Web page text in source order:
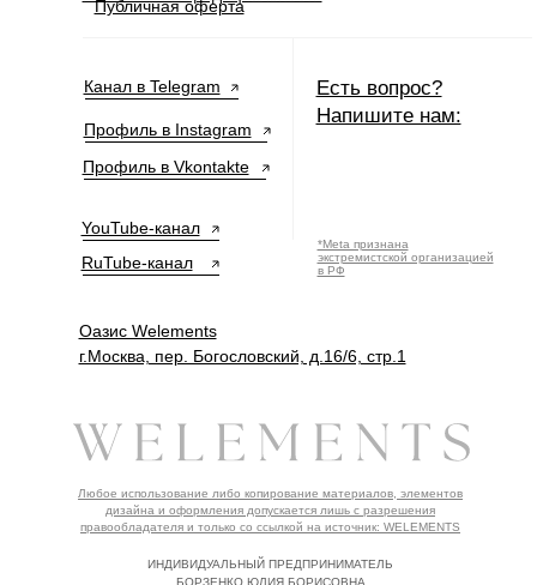
ИНДИВИДУАЛЬНЫЙ ПРЕДПРИНИМАТЕЛЬ
БОРЗЕНКО ЮЛИЯ БОРИСОВНА
Оазис Welements
г.Москва, пер. Богословский, д.16/6, стр.1
Публичная оферта
Профиль в Instagram
Профиль в Vkontakte
*Meta признана
экстремистской организацией
в РФ
Любое использование либо копирование материалов, элементов
дизайна и оформления допускается лишь с разрешения
правообладателя и только со ссылкой на источник: WELEMENTS
Есть вопрос?
Напишите нам:
Канал в Telegram
RuTube-канал
YouTube-канал